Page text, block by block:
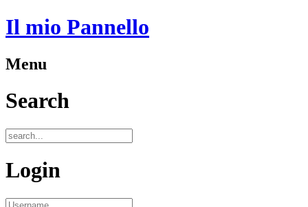
Il mio Pannello
Menu
Search
Login